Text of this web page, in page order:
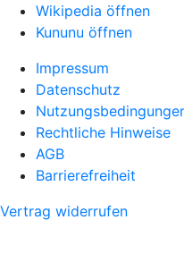
Wikipedia öffnen
Kununu öffnen
Impressum
Datenschutz
Rechtliche Hinweise
AGB
Barrierefreiheit
Vertrag widerrufen